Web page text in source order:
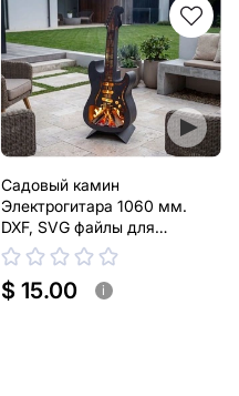
Садовый камин
Электрогитара 1060 мм.
DXF, SVG файлы для
лазерной, плазменной резки
$ 15.00 i